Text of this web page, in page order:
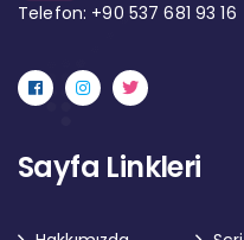
Telefon: +90 537 681 93 16
Sayfa Linkleri